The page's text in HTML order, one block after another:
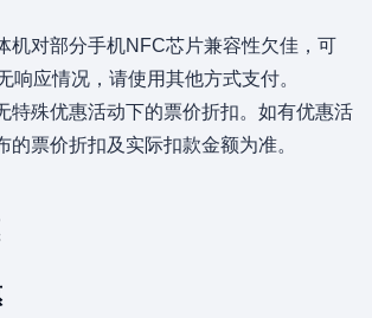
机对部分手机NFC芯片兼容性欠佳，可
响应情况，请使用其他方式支付。
特殊优惠活动下的票价折扣。如有优惠活
的票价折扣及实际扣款金额为准。